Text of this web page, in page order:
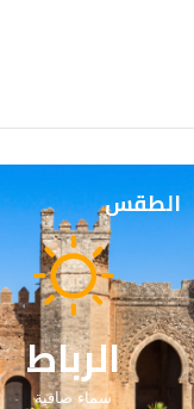
الطقس
الرباط
سماء صافية